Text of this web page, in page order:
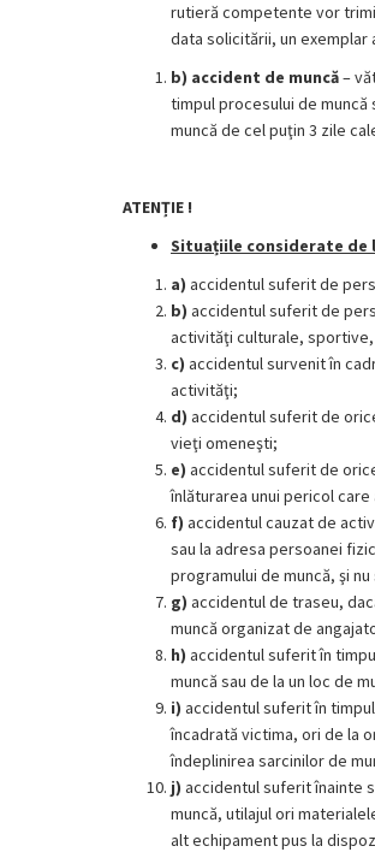
rutieră competente vor
data solicitării, un
b) accident de muncă–
timpul procesului de
muncă de cel puţin 3 zile
ATENȚIE !
Situațiile considerate de
a) accidentul suferit de
b) accidentul suferit de
activităţi culturale, sportive,
c) accidentul survenit în
activităţi;
d) accidentul suferit de
vieţi omeneşti;
e) accidentul suferit de
înlăturarea unui pericol
f) accidentul cauzat de
sau la adresa persoanei
programului de muncă, şi
g) accidentul de traseu,
muncă organizat de
h) accidentul suferit în
muncă sau de la un loc de
i) accidentul suferit în
încadrată victima, ori de la
îndeplinirea sarcinilor de
j) accidentul suferit înainte
muncă, utilajul ori
alt echipament pus la